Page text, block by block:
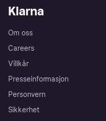
Klarna
Om oss
Careers
Villkår
Presseinformasjon
Personvern
Sikkerhet